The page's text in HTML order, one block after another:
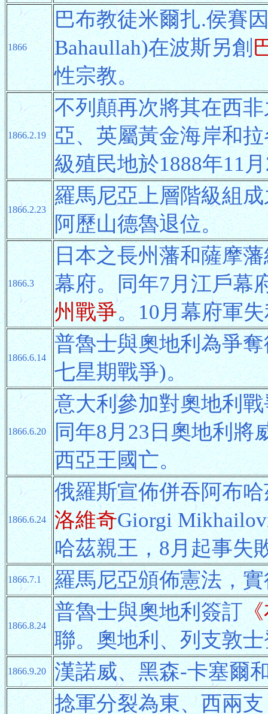
1866
巴布教徒米爾扎.侯賽
Bahaullah)在波斯另創
性宗教。
1866.2.19
不列顛再次將其在西
亞、英屬黃金海岸和
級殖民地於1888年11
1866.2.23
羅馬尼亞上層階級組
阿歷山德魯退位。
1866.3
日本之長州藩和薩摩
幕府。同年7月江戶幕
州戰爭。10月幕府軍
1866.6.14
普魯士與奧地利為爭
七星期戰爭)。
1866.6.20
意大利參加對奧地利
同年8月23日奧地利將
西亞王國亡。
1866.6.24
俄羅斯宣佈併吞阿布
洛維奇Giorgi
哈茲親王，8月起事失
1866.7.1 羅馬尼亞頒佈憲法，
1866.8.24
普魯士與奧地利簽訂
聯。奧地利、列支敦
1866.9.20
漢諾威、黑森-卡塞爾
捻軍分裂為東、西兩